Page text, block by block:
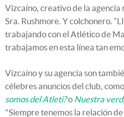
Vizcaíno, creativo de la
Sra. Rushmore. Y colchonero.
trabajando con el Atlético de
trabajamos en esta línea tan
Vizcaíno y su agencia son
célebres anuncios del club,
somos del Atleti?o Nuestra
"Siempre tenemos la relación